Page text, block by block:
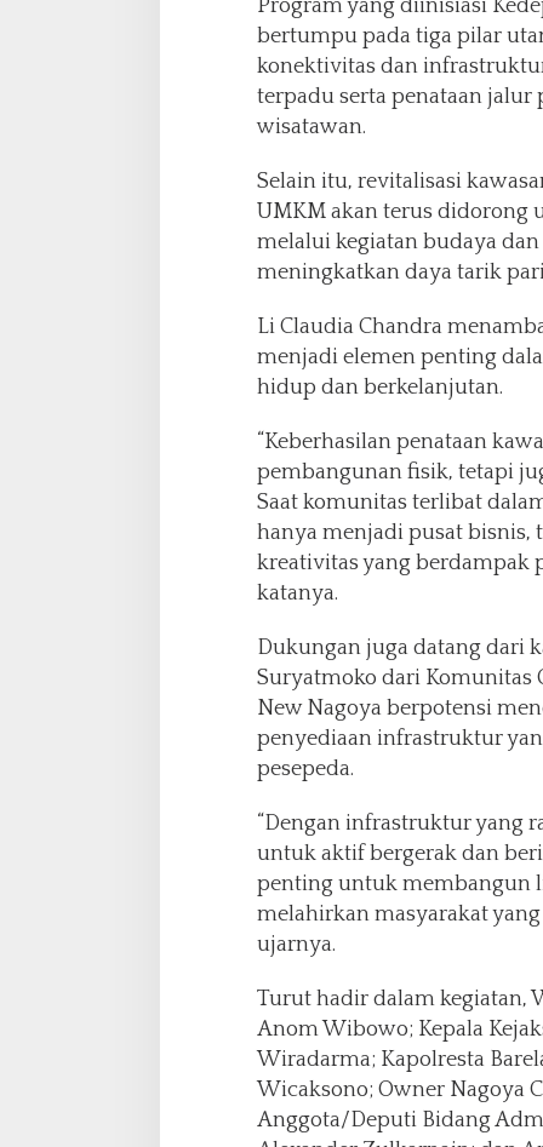
Program yang diinisiasi
bertumpu pada tiga pilar
konektivitas dan
terpadu serta penataan jalur
wisatawan.
Selain itu, revitalisasi
UMKM akan terus
melalui kegiatan budaya
meningkatkan daya tarik
Li Claudia Chandra
menjadi elemen penting
hidup dan berkelanjutan.
“Keberhasilan penataan
pembangunan fisik, tetapi
Saat komunitas terlibat
hanya menjadi pusat bisnis,
kreativitas yang berdampak
katanya.
Dukungan juga datang dari
Suryatmoko dari Komunitas
New Nagoya berpotensi
penyediaan infrastruktur
pesepeda.
“Dengan infrastruktur yang
untuk aktif bergerak dan
penting untuk membangun
melahirkan masyarakat
ujarnya.
Turut hadir dalam kegiatan,
Anom Wibowo; Kepala
Wiradarma; Kapolresta
Wicaksono; Owner Nagoya
Anggota/Deputi Bidang